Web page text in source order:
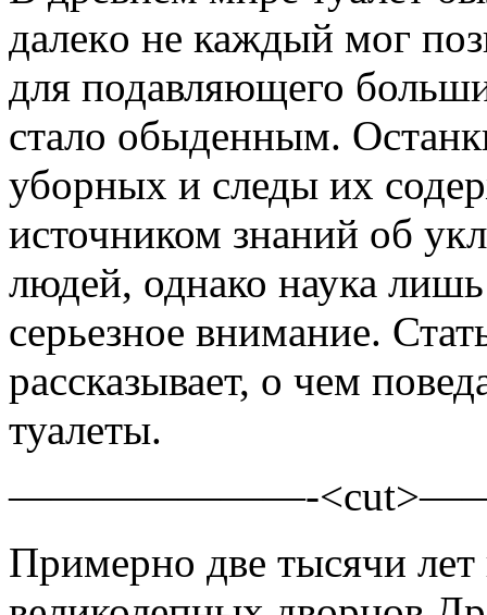
дaлeкo не каждый мог
для подавляющего
стало обыденным.
уборных и следы их
источником знаний об
людей, однако наука
серьезное внимание.
рассказывает, о чем
туалеты.
———————-
Примерно две тысячи